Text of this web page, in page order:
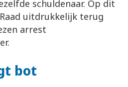
schuldenaar. Op dit
uitdrukkelijk terug
arrest
bot